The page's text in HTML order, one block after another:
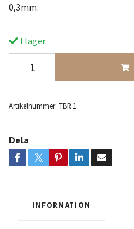
0,3mm.
I lager.
Artikelnummer: TBR 1
Dela
INFORMATION